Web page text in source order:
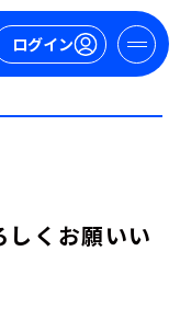
ログイン
しくお願いい